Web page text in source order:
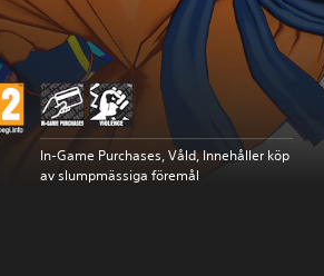
In-Game Purchases, Våld, Innehåller köp
av slumpmässiga föremål